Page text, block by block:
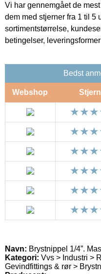
Vi har gennemgået de
dem med stjerner fra 1 til 5
sortimentstørrelse,
betingelser,
Bedst
Webshop
Navn: Brystnippel 1/4”.
Kategori: Vvs > Industri >
Gevindfittings & rør >